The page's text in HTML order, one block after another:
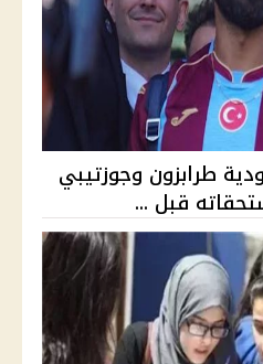
طرابزون وجوزتيبي
قبل ...